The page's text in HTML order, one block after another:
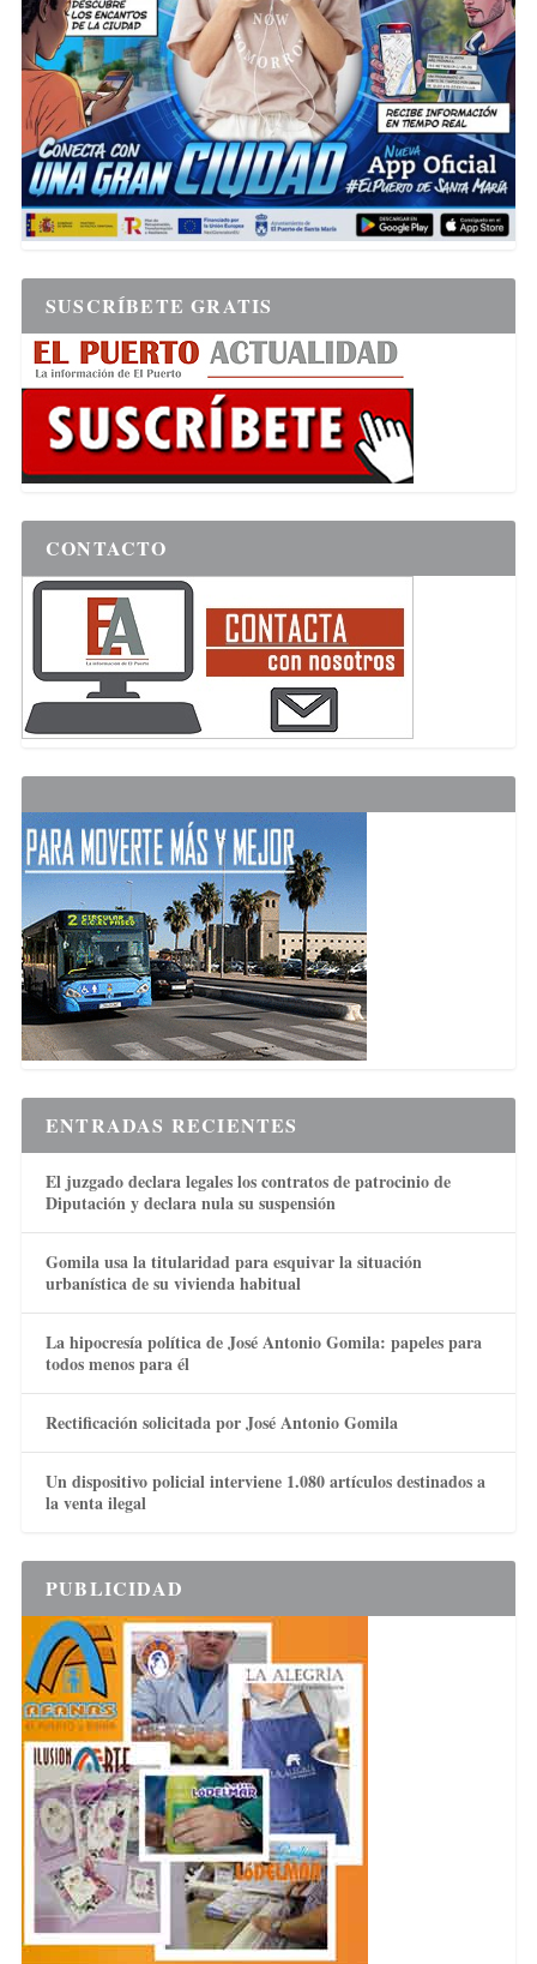
SUSCRÍBETE GRATIS
CONTACTO
ENTRADAS RECIENTES
El juzgado declara legales los contratos de patrocinio de
Diputación y declara nula su suspensión
Gomila usa la titularidad para esquivar la situación
urbanística de su vivienda habitual
La hipocresía política de José Antonio Gomila: papeles para
todos menos para él
Rectificación solicitada por José Antonio Gomila
Un dispositivo policial interviene 1.080 artículos destinados a
la venta ilegal
PUBLICIDAD